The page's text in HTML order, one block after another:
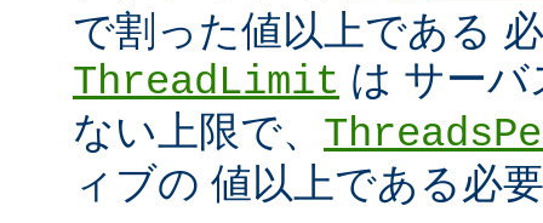
で割った値以上である
ThreadLimit は サー
ない上限で、
ィブの 値以上である必